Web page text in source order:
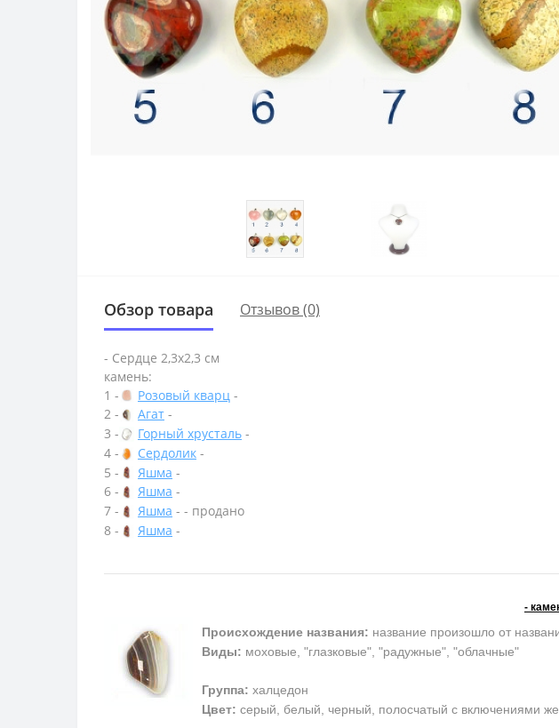
Обзор товара Отзывов (0)
- Сердце 2,3х2,3 см
камень:
1 -
Розовый кварц -
2 -
Агат -
3 -
Горный хрусталь -
4 -
Сердолик -
5 -
Яшма -
6 -
Яшма -
7 -
Яшма - - продано
8 -
Яшма -
-
Происхождение названия: название произошло от
Виды: моховые, "глазковые", "радужные", "облачные"
Группа: халцедон
Цвет: серый, белый, черный, полосчатый с включениями